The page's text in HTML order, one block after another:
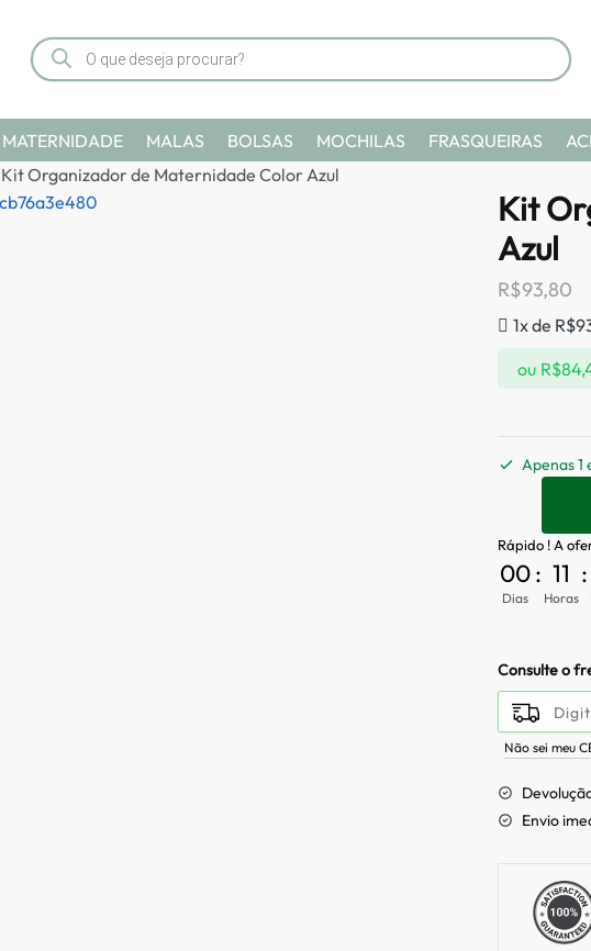
MALAS BOLSAS MOCHILAS FRASQUEIRAS
Kit Organizador de Maternidade Color Azul
Kit
Azul
R$93,80
ou R$
1x de R$
Apenas 1
Rápido ! A
00
Dias
: 11
Horas
:
Consulte o
Não sei meu
Envio